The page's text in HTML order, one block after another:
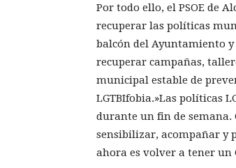
Por todo ello, el PSOE de
recuperar las políticas
balcón del Ayuntamiento
recuperar campañas,
municipal estable de
LGTBIfobia.»Las políticas
durante un fin de
sensibilizar, acompañar y
ahora es volver a tener un